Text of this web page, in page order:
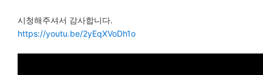
시청해주셔서 감사합니다.
https://youtu.be/2yEqXVoDh1o